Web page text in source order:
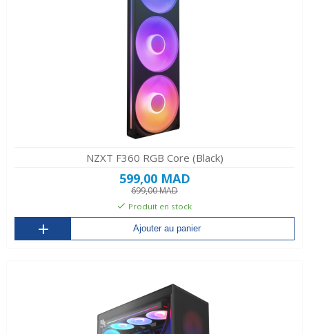
NZXT F360 RGB Core (Black)
599,00 MAD
699,00 MAD
Produit en stock
Ajouter au panier